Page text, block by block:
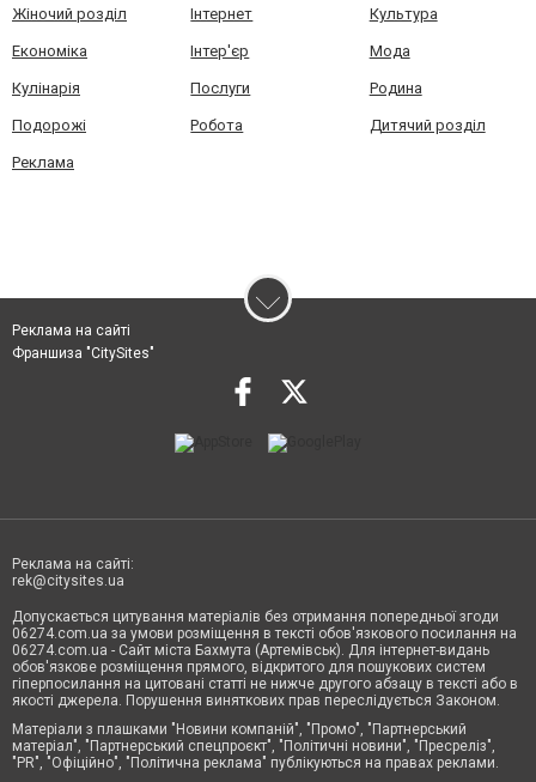
Жіночий розділ Інтернет Культура
Економіка Інтер'єр Мода
Кулінарія Послуги Родина
Подорожі Робота Дитячий розділ
Реклама
Реклама на сайті
Франшиза "CitySites"
Реклама на сайті:
rek@citysites.ua
Допускається цитування матеріалів без отримання попередньої згоди
06274.com.ua за умови розміщення в тексті обов'язкового посилання на
06274.com.ua - Сайт міста Бахмута (Артемівськ). Для інтернет-видань
обов'язкове розміщення прямого, відкритого для пошукових систем
гіперпосилання на цитовані статті не нижче другого абзацу в тексті або в
якості джерела. Порушення виняткових прав переслідується Законом.
Матеріали з плашками "Новини компаній", "Промо", "Партнерський
матеріал", "Партнерський спецпроєкт", "Політичні новини", "Пресреліз",
"PR", "Офіційно", "Політична реклама" публікуються на правах реклами.